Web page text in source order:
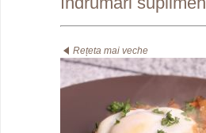
Rețeta mai veche